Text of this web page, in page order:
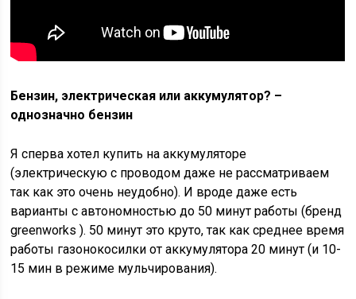
Бензин, электрическая или аккумулятор? –
однозначно бензин
Я сперва хотел купить на аккумуляторе
(электрическую с проводом даже не рассматриваем
так как это очень неудобно). И вроде даже есть
варианты с автономностью до 50 минут работы (бренд
greenworks ). 50 минут это круто, так как среднее время
работы газонокосилки от аккумулятора 20 минут (и 10-
15 мин в режиме мульчирования).